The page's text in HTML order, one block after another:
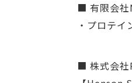
■ 有限会社
・プロテイ
■ 株式会